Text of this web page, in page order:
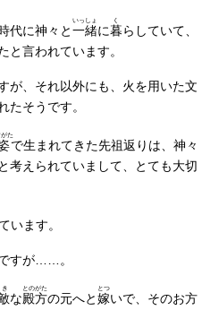
代に神々と一緒
いっしょ
に暮
く
らしていて、
と言われています。
が、それ以外にも、火を用いた文
たそうです。
がた
で生まれてきた先祖返りは、神々
考えられていまして、とても大切
います。
すが……。
な殿方
とのがた
の元へと嫁
とつ
いで、そのお方